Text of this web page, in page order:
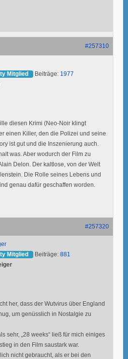
#257310
Mitglied
Beiträge: 1977
diesen Krimi (Neo-Noir klingt
einen Killer, den die Polizei und seine
ist gut und die Inszenierung auch.
was. Aber wodurch der Film zu
Delon. Der kaltlose, von der Welt
Die Rolle seines Lebens und
genau dafür geschaffen worden.
#257320
Mitglied
Beiträge: 881
her, dass der Wutvirus über England
um genüsslich in Nostalgie zu
sehr, „28 weeks“ ließ für mich einiges
in den Film saustark war.
nicht gebraucht, als er bei den